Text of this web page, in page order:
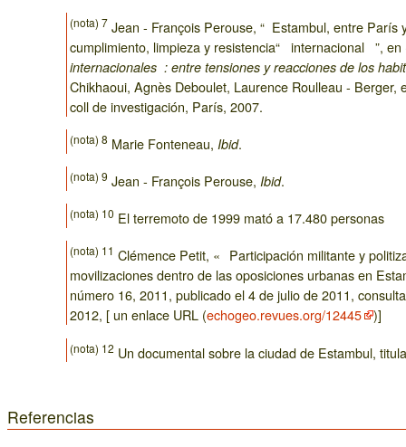
(nota) 7 Jean - François Perouse, “ Estambul, entre París
cumplimiento, limpieza y resistencia“ internacional ”, en
internacionales : entre tensiones y reacciones de los
Chikhaoui, Agnès Deboulet, Laurence Roulleau - Berger,
coll de investigación, París, 2007.
(nota) 8 Marie Fonteneau, Ibid.
(nota) 9 Jean - François Perouse, Ibid.
(nota) 10 El terremoto de 1999 mató a 17.480 personas
(nota) 11 Clémence Petit, « Participación militante y
movilizaciones dentro de las oposiciones urbanas en
número 16, 2011, publicado el 4 de julio de 2011,
2012, [ un enlace URL (echogeo.revues.org/12445 )]
(nota) 12 Un documental sobre la ciudad de Estambul,
Referencias